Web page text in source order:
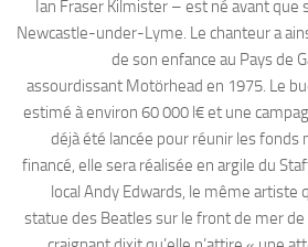
Ian Fraser Kilmister – est né avant que
Newcastle-under-Lyme. Le chanteur a
de son enfance au Pays de
assourdissant Motörhead en 1975. Le
estimé à environ 60 000 l€ et une
déjà été lancée pour réunir les fonds
financé, elle sera réalisée en argile du
local Andy Edwards, le même artiste
statue des Beatles sur le front de mer de